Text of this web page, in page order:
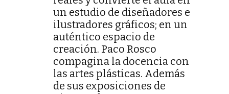
un estudio de diseñadores e
ilustradores gráficos; en un
auténtico espacio de
creación. Paco Rosco
compagina la docencia con
las artes plásticas. Además
de sus exposiciones de